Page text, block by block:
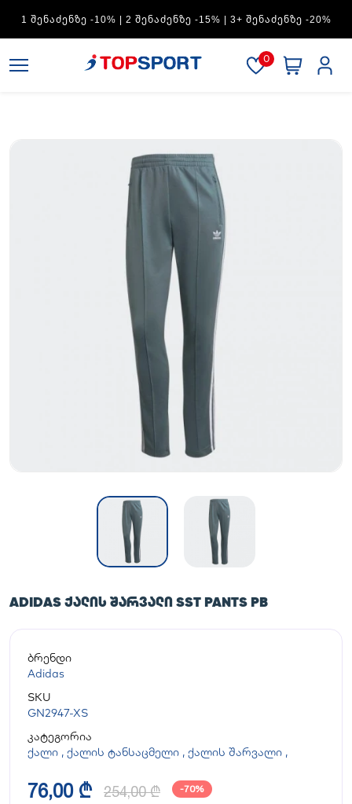
ᲨᲔᲜᲐᲫᲔᲜᲖᲔ -30%
0
ADIDAS ᲥᲐᲚᲘᲡ ᲨᲐᲠᲕᲐᲚᲘ SST PANTS PB
ბრენდი
Adidas
SKU
GN2947-XS
კატეგორია
ქალი , ქალის ტანსაცმელი , ქალის შარვალი ,
76,00 ₾ 254,00 ₾ -70%